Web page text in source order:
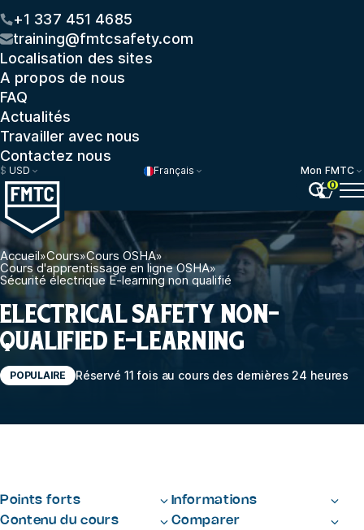
+1 337 451 4685
training@fmtcsafety.com
Localisation des sites
A propos de nous
FAQ
Actualités
Travailler avec nous
Contactez nous
$ USD Français
Mon FMTC
0
Accueil»Cours»Cours OSHA»
Cours d'apprentissage en ligne OSHA»
Sécurité électrique E-learning non qualifié
ELECTRICAL SAFETY NON-
QUALIFIED E-LEARNING
POPULAIRE Réservé 11 fois au cours des dernières 24 heures
Points forts
Informations
Contenu du cours
Comparer